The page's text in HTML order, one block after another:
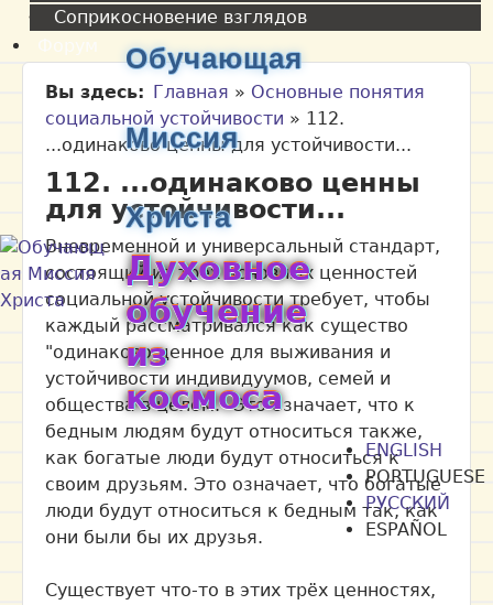
Соприкосновение взглядов
Форум
Обучающая
Миссия
Христа
Духовное
обучение
из
космоса
ENGLISH
PORTUGUESE
РУССКИЙ
ESPAÑOL
Вы здесь Главная » Основные понятия
социальной устойчивости » 112.
...одинаково ценны для устойчивости...
112. ...одинаково ценны
для устойчивости...
Вневременной и универсальный стандарт,
состоящий из трёх основных ценностей
социальной устойчивости требует, чтобы
каждый рассматривался как существо
"одинаково ценное для выживания и
устойчивости индивидуумов, семей и
общества в целом." Это означает, что к
бедным людям будут относиться также,
как богатые люди будут относиться к
своим друзьям. Это означает, что богатые
люди будут относиться к бедным так, как
они были бы их друзья.
Существует что-то в этих трёх ценностях,